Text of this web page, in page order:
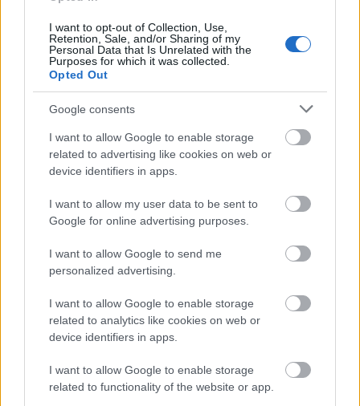
I want to opt-out of Collection, Use,
Retention, Sale, and/or Sharing of my
Personal Data that Is Unrelated with the
Purposes for which it was collected.
Opted Out
Google consents
I want to allow Google to enable storage
related to advertising like cookies on web or
device identifiers in apps.
I want to allow my user data to be sent to
Google for online advertising purposes.
I want to allow Google to send me
personalized advertising.
I want to allow Google to enable storage
related to analytics like cookies on web or
device identifiers in apps.
I want to allow Google to enable storage
related to functionality of the website or app.
Paks II.: Mit jelent az 5. blokk új mérföldköve a
felülvizsgálat árnyékában?
Helyi hírek